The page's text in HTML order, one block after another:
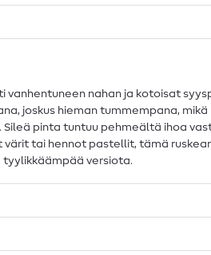
nahan ja kotoisat
joskus hieman tummempana,
pinta tuntuu pehmeältä ihoa
tai hennot pastellit, tämä
versiota.